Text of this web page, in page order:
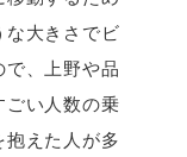
な大きさでビ
で、上野や品
ごい人数の乗
えた人が多